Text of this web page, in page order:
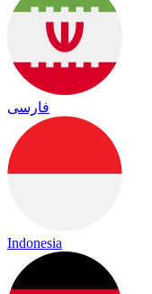
فارسی
Indonesia